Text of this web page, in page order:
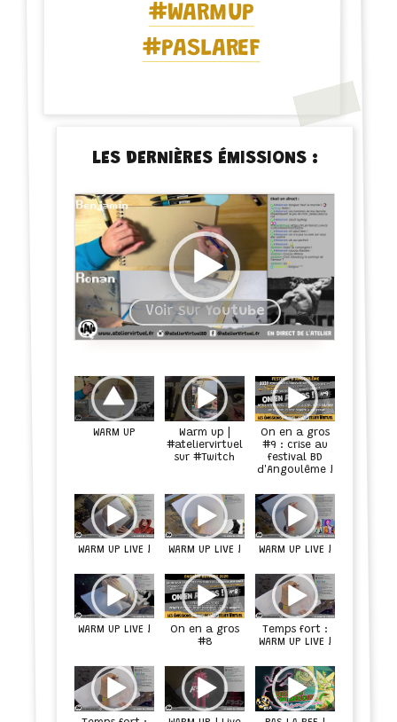
#WARMUP
#PASLAREF
LES DERNIÈRES ÉMISSIONS :
Voir sur Youtube
WARM UP
Warm up |
#ateliervirtuel
sur #Twitch
On en a gros
#9 : crise au
festival BD
d'Angoulême !
WARM UP LIVE ! WARM UP LIVE ! WARM UP LIVE !
WARM UP LIVE ! On en a gros
#8
Temps fort :
WARM UP LIVE !